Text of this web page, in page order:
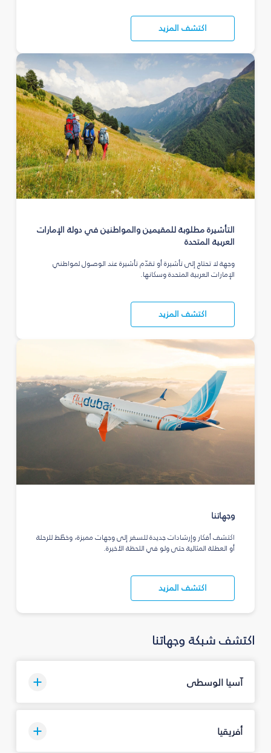
اكتشف المزيد
التأشيرة مطلوبة للمقيمين والمواطنين في دولة الإمارات
العربية المتحدة
وجهة لا تحتاج إلى تأشيرة أو تقدّم تأشيرة عند الوصول لمواطني
الإمارات العربية المتحدة وسكانها.
اكتشف المزيد
وجهاتنا
اكتشف أفكار وإرشادات جديدة للسفر إلى وجهات مميزة، وخطّط للرحلة
أو العطلة المثالية حتى ولو في اللحظة الأخيرة.
اكتشف المزيد
اكتشف شبكة وجهاتنا
آسيا الوسطى
أفريقيا